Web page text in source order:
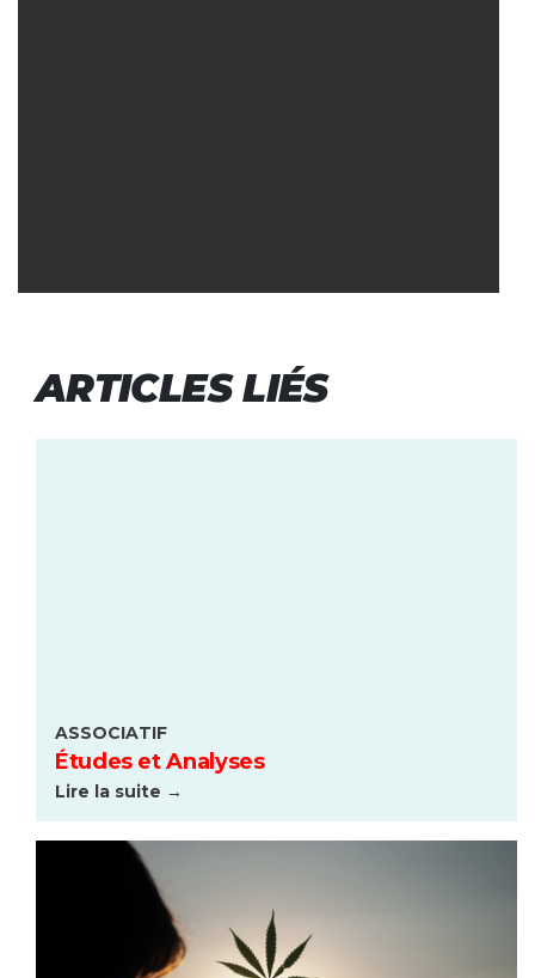
ARTICLES LIÉS
ASSOCIATIF
Études et Analyses
Lire la suite →